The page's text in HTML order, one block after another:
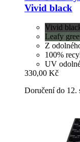
Vivid black
Vivid
Leafy
Z
100%
UV
330,00 Kč
Doručení do 12.